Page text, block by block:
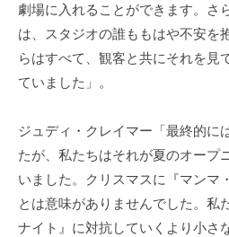
劇場に入れることができます。さ
は、スタジオの誰ももはや不安を
らはすべて、観客と共にそれを見
ていました」。
ジュディ・クレイマー「最終的に
たが、私たちはそれが夏のオープ
いました。クリスマスに『マンマ
とは意味がありませんでした。私
ナイト』に対抗していくより小さ